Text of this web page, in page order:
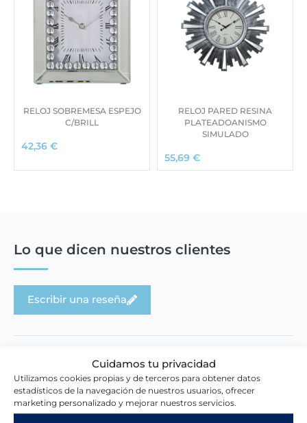
Cuidamos tu privacidad
Utilizamos cookies propias y de terceros para obtener datos
estadísticos de la navegación de nuestros usuarios, ofrecer
marketing personalizado y mejorar nuestros servicios.
RELOJ SOBREMESA ESPEJO
C/BRILL
42,36 €
RELOJ PARED RESINA
PLATEADOANISMO
SIMULADO
55,69 €
Lo que dicen nuestros clientes
Escribir una reseña
Novedades en la tienda